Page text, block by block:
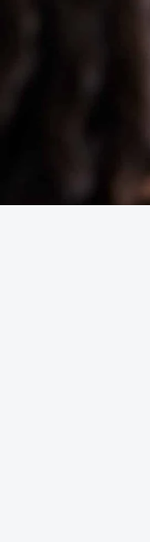
les